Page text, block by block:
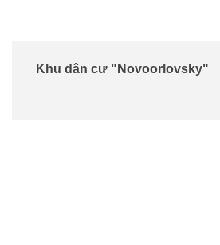
Khu dân cư "Novoorlovsky"